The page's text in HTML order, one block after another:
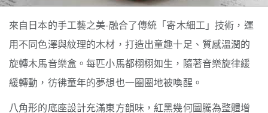
來自日本的手工藝之美-融合了傳統「寄木細工」技術，運
用不同色澤與紋理的木材，打造出童趣十足、質感溫潤的
旋轉木馬音樂盒。每匹小馬都栩栩如生，隨著音樂旋律緩
緩轉動，彷彿童年的夢想也一圈圈地被喚醒。
八角形的底座設計充滿東方韻味，紅黑幾何圖騰為整體增